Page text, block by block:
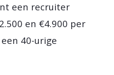
een recruiter
en €4.900 per
40-urige